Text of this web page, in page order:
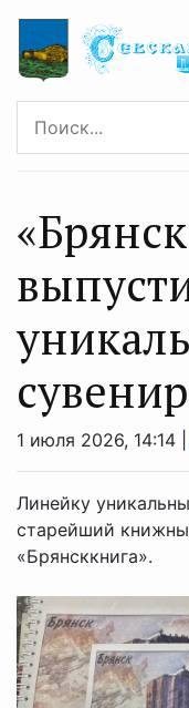
1 июля 2026, 14:14 |
Линейку
старейший
«Брянсккнига».